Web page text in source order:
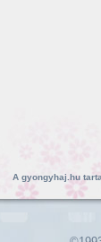
A gyongyhaj.hu